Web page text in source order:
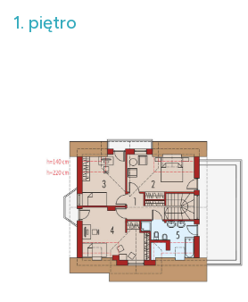
1. piętro